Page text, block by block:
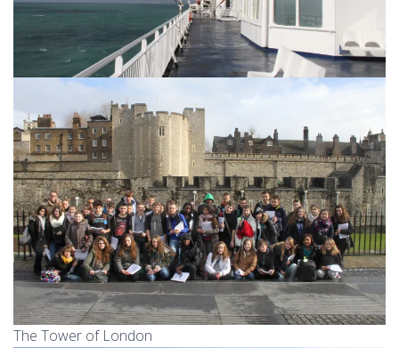
The Tower of London